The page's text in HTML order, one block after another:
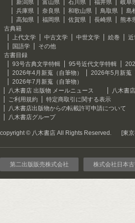
新潟県
富山県 石川県 福井県 岐阜
兵庫県
奈良県 和歌山県 鳥取県 島
高知県
福岡県 佐賀県 長崎県 熊本
古典籍
上代文学
中古文学 中世文学 絵巻
国語学
その他
古書目録
93号古典文学特輯
95号近代文学特輯
2026年4月新蒐（自筆物）
2026年5月新蒐
2026年7月新蒐（自筆物）
八木書店 出版物 メールニュース
八木書
ご利用規約
特定商取引に関する表示
八木書店出版物からの転載許可申請について
八木書店グループ
copyright © 八木書店 All Rights Reserved. [東
第二出版販売株式会社 株式会社日本